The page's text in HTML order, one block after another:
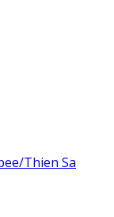
Thien Sa